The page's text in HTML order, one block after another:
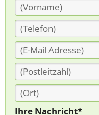
Ihre Nachricht*